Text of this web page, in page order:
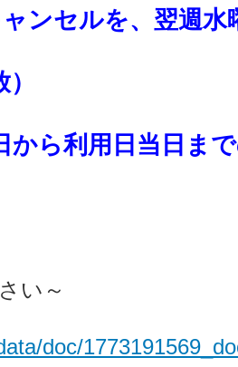
ンセルを、翌週水
から利用日当日ま
い～
doc/